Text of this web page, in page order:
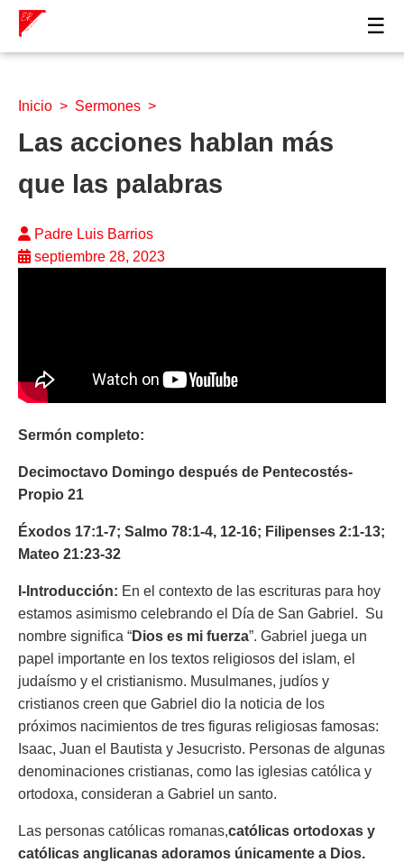
☰
Inicio > Sermones >
Las acciones hablan más
que las palabras
Padre Luis Barrios
septiembre 28, 2023
Sermón completo:
Decimoctavo Domingo después de Pentecostés-
Propio 21
Éxodos 17:1-7; Salmo 78:1-4, 12-16; Filipenses 2:1-13;
Mateo 21:23-32
I-Introducción: En el contexto de las escrituras para hoy
estamos asimismo celebrando el Día de San Gabriel. Su
nombre significa “Dios es mi fuerza”. Gabriel juega un
papel importante en los textos religiosos del islam, el
judaísmo y el cristianismo. Musulmanes, judíos y
cristianos creen que Gabriel dio la noticia de los
próximos nacimientos de tres figuras religiosas famosas:
Isaac, Juan el Bautista y Jesucristo. Personas de algunas
denominaciones cristianas, como las iglesias católica y
ortodoxa, consideran a Gabriel un santo.
Las personas católicas romanas,católicas ortodoxas y
católicas anglicanas adoramos únicamente a Dios.